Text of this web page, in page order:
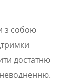
з собою
достатню